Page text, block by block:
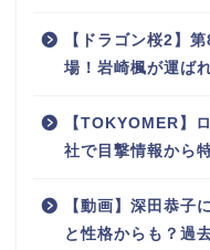
【ドラゴン桜2】
場！岩崎楓が運ば
【TOKYOMER】
社で目撃情報から
【動画】深田恭子
と性格からも？過